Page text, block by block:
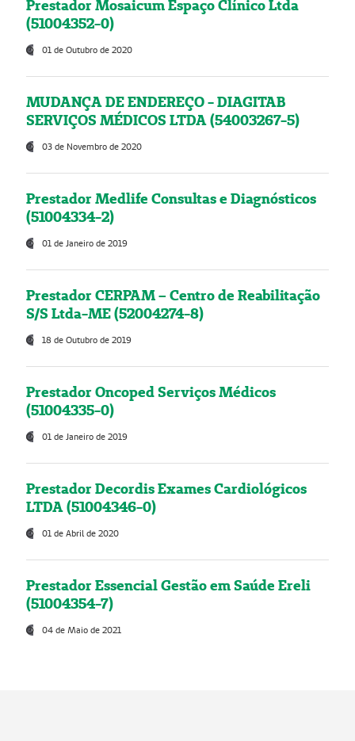
Prestador Mosaicum Espaço Clínico Ltda
(51004352-0)
01 de Outubro de 2020
MUDANÇA DE ENDEREÇO - DIAGITAB
SERVIÇOS MÉDICOS LTDA (54003267-5)
03 de Novembro de 2020
Prestador Medlife Consultas e Diagnósticos
(51004334-2)
01 de Janeiro de 2019
Prestador CERPAM – Centro de Reabilitação
S/S Ltda-ME (52004274-8)
18 de Outubro de 2019
Prestador Oncoped Serviços Médicos
(51004335-0)
01 de Janeiro de 2019
Prestador Decordis Exames Cardiológicos
LTDA (51004346-0)
01 de Abril de 2020
Prestador Essencial Gestão em Saúde Ereli
(51004354-7)
04 de Maio de 2021